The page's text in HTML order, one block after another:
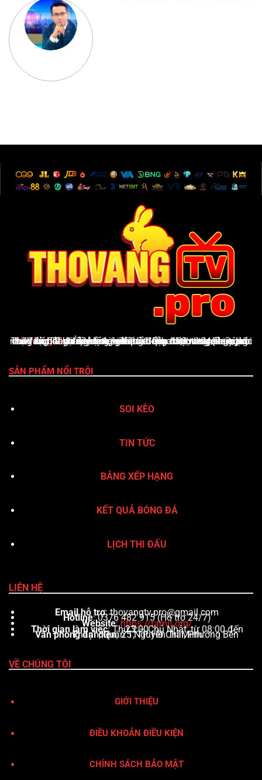
ThoVangTV là nền tảng giải trí thể thao trực tuyến uy tín, cung cấp đầy đủ tỷ lệ kèo nhà cái cập nhật từng phút, lịch thi đấu, bảng xếp hạng, kết quả bóng đá, Livescore, cùng nhận định & dự đoán chuyên sâu. Giao diện thân thiện, tốc độ tải nhanh và hỗ trợ xuất sắc qua hotline 24/7 giúp ThoVangTV khẳng định vị thế là điểm đến vàng của người yêu bóng đá
SẢN PHẨM NỔI TRỘI
SOI KÈO
TIN TỨC
BẢNG XẾP HẠNG
KẾT QUẢ BÓNG ĐÁ
LỊCH THI ĐẤU
LIÊN HỆ
Email hỗ trợ:thovangtv.pro@gmail.com
Hotline: 0376 482 915 (Hỗ trợ 24/7)
Website:https://tamit.org/
Thời gian làm việc : Thứ 2 – Chủ Nhật, từ 08:00 đến 23:00
Văn phòng đại diện
: 25 Nguyễn Trãi, Phường Bến Thành, Quận 1, TP. Hồ Chí Minh
VỀ CHÚNG TÔI
GIỚI THIỆU
ĐIỀU KHOẢN ĐIỀU KIỆN
CHÍNH SÁCH BẢO MẬT